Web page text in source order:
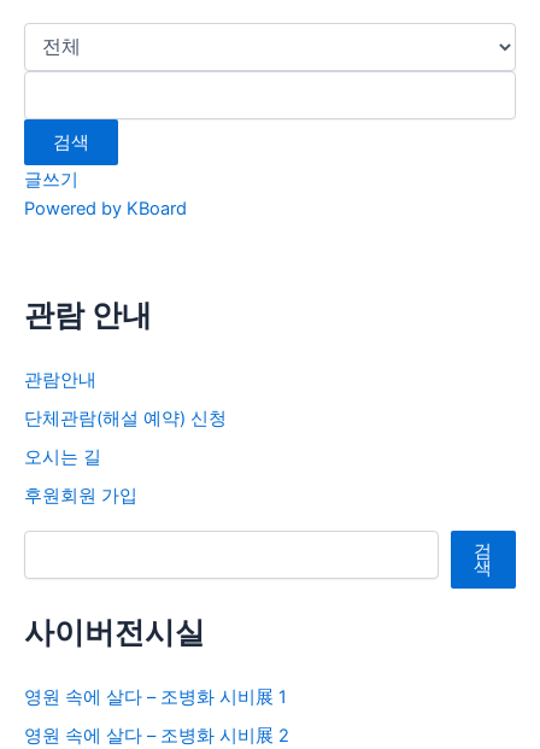
검색
글쓰기
Powered by KBoard
관람 안내
관람안내
단체관람(해설 예약) 신청
오시는 길
후원회원 가입
검색 검
색
사이버전시실
영원 속에 살다 – 조병화 시비展 1
영원 속에 살다 – 조병화 시비展 2